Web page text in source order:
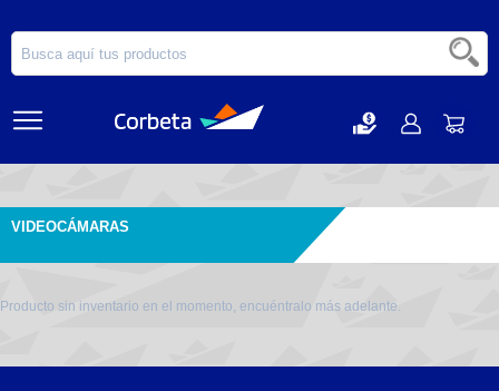
VIDEOCÁMARAS
Producto sin inventario en el momento, encuéntralo más adelante.